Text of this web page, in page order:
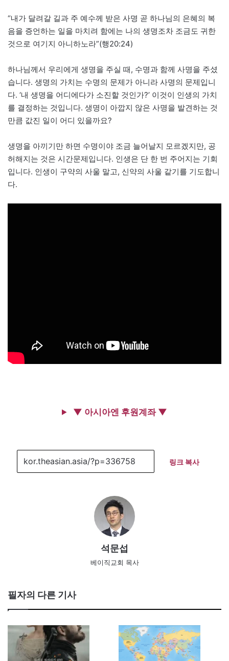
“내가 달려갈 길과 주 예수께 받은 사명 곧 하나님의 은혜의 복
음을 증언하는 일을 마치려 함에는 나의 생명조차 조금도 귀한
것으로 여기지 아니하노라”(행20:24)
하나님께서 우리에게 생명을 주실 때, 수명과 함께 사명을 주셨
습니다. 생명의 가치는 수명의 문제가 아니라 사명의 문제입니
다. ‘내 생명을 어디에다가 소진할 것인가?’ 이것이 인생의 가치
를 결정하는 것입니다. 생명이 아깝지 않은 사명을 발견하는 것
만큼 값진 일이 어디 있을까요?
생명을 아끼기만 하면 수명이야 조금 늘어날지 모르겠지만, 공
허해지는 것은 시간문제입니다. 인생은 단 한 번 주어지는 기회
입니다. 인생이 구약의 사울 말고, 신약의 사울 같기를 기도합니
다.
▼ 아시아엔 후원계좌 ▼
링크 복사
석문섭
베이직교회 목사
필자의 다른 기사